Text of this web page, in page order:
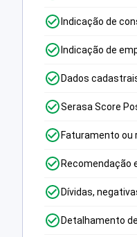
Indicação de
Indicação de
Dados
Serasa Score
Faturamento ou
Recomendação
Dívidas,
Detalhamento